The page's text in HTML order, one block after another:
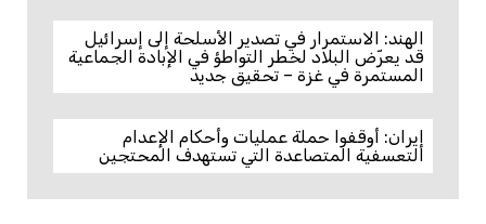
الهند: الاستمرار في تصدير الأسلحة إلى إسرائيل
قد يعرّض البلاد لخطر التواطؤ في الإبادة الجماعية
المستمرة في غزة – تحقيق جديد
إيران: أوقفوا حملة عمليات وأحكام الإعدام
التعسفية المتصاعدة التي تستهدف المحتجين